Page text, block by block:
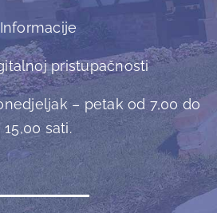
Informacije
pristupačnosti
– petak od 7,00 do
15,00 sati.